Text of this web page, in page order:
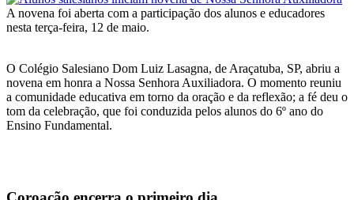
A novena foi aberta com a participação dos alunos e educadores
nesta terça-feira, 12 de maio.
O Colégio Salesiano Dom Luiz Lasagna, de Araçatuba, SP, abriu a
novena em honra a Nossa Senhora Auxiliadora. O momento reuniu
a comunidade educativa em torno da oração e da reflexão; a fé deu o
tom da celebração, que foi conduzida pelos alunos do 6º ano do
Ensino Fundamental.